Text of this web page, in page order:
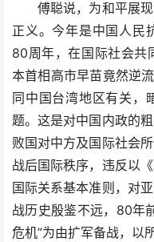
傅聪说，为和平展现
正义。今年是中国人民
80周年，在国际社会共
本首相高市早苗竟然逆
同中国台湾地区有关，
题。这是对中国内政的
败国对中方及国际社会
战后国际秩序，违反以
国际关系基本准则，对
战历史殷鉴不远，80年
危机”为由扩军备战，以